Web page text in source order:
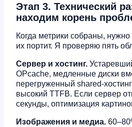
Этап 3. Технический
находим корень
Когда метрики собраны,
их портит. Я проверяю пять
Сервер и хостинг.
OPcache, медленные диски
перегруженный shared-
высокий TTFB. Если сервер
секунды, оптимизация
Изображения и медиа.